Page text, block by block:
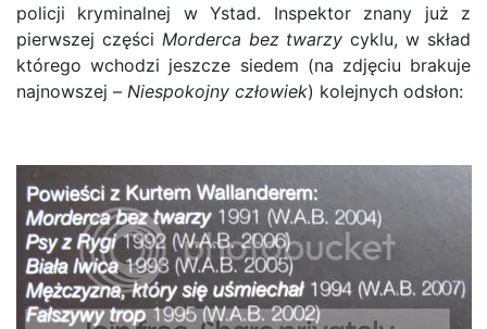
policji kryminalnej w Ystad. Inspektor znany już z
pierwszej części Morderca bez twarzy cyklu, w skład
którego wchodzi jeszcze siedem (na zdjęciu brakuje
najnowszej – Niespokojny człowiek) kolejnych odsłon: